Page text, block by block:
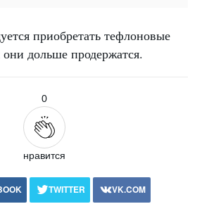
приобретать тефлоновые
дольше продержатся.
0
нравится
TWITTER
VK.COM